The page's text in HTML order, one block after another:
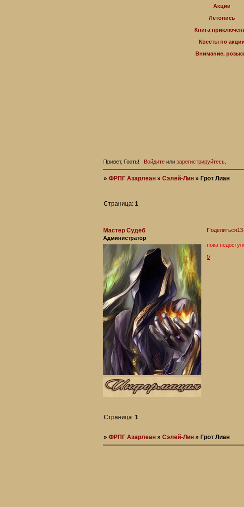
Акции
Летопись
Книга
Квесты по акции
Внимание,
Привет, Гость! Войдитеили зарегистрируйтесь.
»ФРПГ Азарлеан »Сэлей-Лин » Грот Лиан
Страница:1
Поделиться
Мастер Судеб
Администратор
пока
0
Страница:1
»ФРПГ Азарлеан »Сэлей-Лин » Грот Лиан